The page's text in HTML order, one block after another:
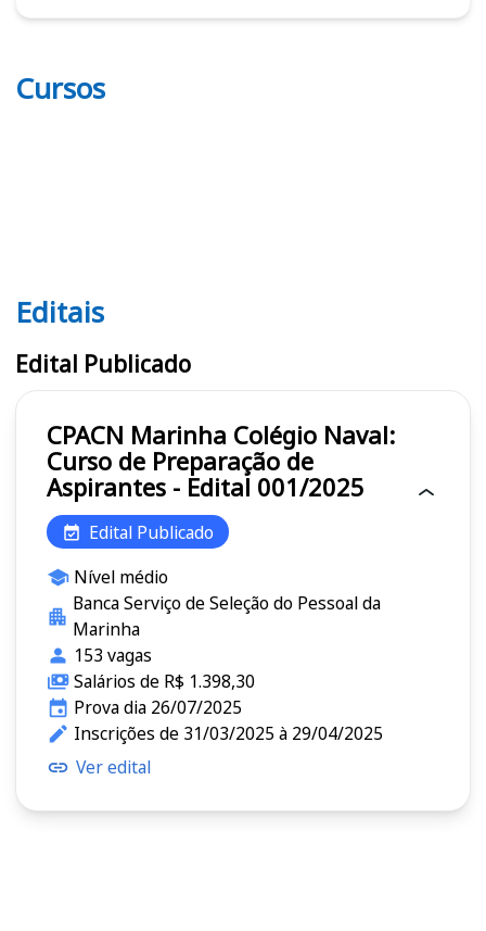
Cursos
Editais CPACN
Editais
Edital Publicado
CPACN Marinha Colégio Naval:
Curso de Preparação de
Aspirantes - Edital 001/2025
Edital Publicado
Nível médio
Banca Serviço de Seleção do Pessoal da
Marinha
153 vagas
Salários de R$ 1.398,30
Prova dia 26/07/2025
Inscrições de 31/03/2025 à 29/04/2025
Ver edital